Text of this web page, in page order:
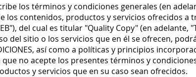
los términos y condiciones generales (en
los contenidos, productos y servicios ofrecidos a
del cual es titular "Quality Copy" (en adelante,
del sitio o los servicios que en él se ofrecen,
así como a políticas y principios
no acepte los presentes términos y
y servicios que en su caso sean ofrecidos.